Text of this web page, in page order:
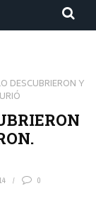
DESCUBRIERON Y
0